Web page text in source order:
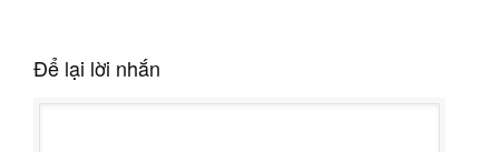
Để lại lời nhắn